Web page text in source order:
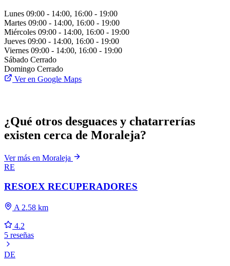
Lunes 09:00 - 14:00, 16:00 - 19:00
Martes 09:00 - 14:00, 16:00 - 19:00
Miércoles 09:00 - 14:00, 16:00 - 19:00
Jueves 09:00 - 14:00, 16:00 - 19:00
Viernes 09:00 - 14:00, 16:00 - 19:00
Sábado Cerrado
Domingo Cerrado
Ver en Google Maps
¿Qué otros desguaces y chatarrerías
existen cerca de Moraleja?
Ver más en Moraleja
RE
RESOEX RECUPERADORES
A 2.58 km
4.2
5 reseñas
DE